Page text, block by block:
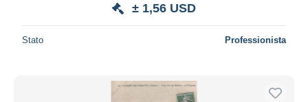
± 1,56 USD
Stato Professionista